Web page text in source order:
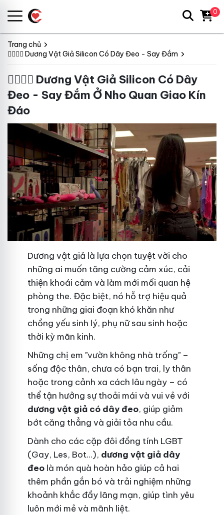
Trang chủ
👩‍❤️‍💋‍👨 Dương Vật Giả Silicon Có Dây Đeo - Say Đắm
👩‍❤️‍💋‍👨 Dương Vật Giả Silicon Có Dây
Đeo - Say Đắm Ở Nho Quan Giao Kín
Đáo
Dương vật giả là lựa chọn tuyệt vời cho
những ai muốn tăng cường cảm xúc, cải
thiện khoái cảm và làm mới mối quan hệ
phòng the. Đặc biệt, nó hỗ trợ hiệu quả
trong những giai đoạn khó khăn như
chồng yếu sinh lý, phụ nữ sau sinh hoặc
thời kỳ mãn kinh.
Những chị em "vườn không nhà trống" –
sống độc thân, chưa có bạn trai, ly thân
hoặc trong cảnh xa cách lâu ngày – có
thể tận hưởng sự thoải mái và vui vẻ với
dương vật giả có dây đeo, giúp giảm
bớt căng thẳng và giải tỏa nhu cầu.
Dành cho các cặp đôi đồng tính LGBT
(Gay, Les, Bot...), dương vật giả dây
đeo là món quà hoàn hảo giúp cả hai
thêm phần gắn bó và trải nghiệm những
khoảnh khắc đầy lãng mạn, giúp tình yêu
luôn mới mẻ và mãnh liệt.
0